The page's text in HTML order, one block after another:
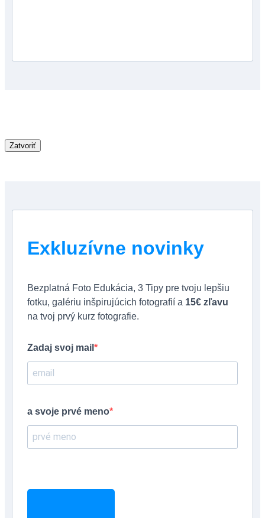
Zatvoriť
Exkluzívne novinky
Bezplatná Foto Edukácia, 3 Tipy pre tvoju lepšiu
fotku, galériu inšpirujúcich fotografií a 15€ zľavu
na tvoj prvý kurz fotografie.
Zadaj svoj mail
a svoje prvé meno